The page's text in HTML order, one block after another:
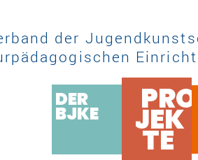
der
DER
BJKE PRO
JEK
TE